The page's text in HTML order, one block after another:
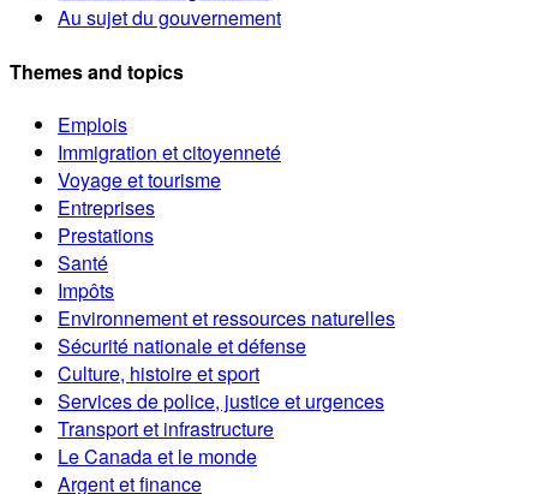
Au sujet du gouvernement
Themes and topics
Emplois
Immigration et citoyenneté
Voyage et tourisme
Entreprises
Prestations
Santé
Impôts
Environnement et ressources naturelles
Sécurité nationale et défense
Culture, histoire et sport
Services de police, justice et urgences
Transport et infrastructure
Le Canada et le monde
Argent et finance